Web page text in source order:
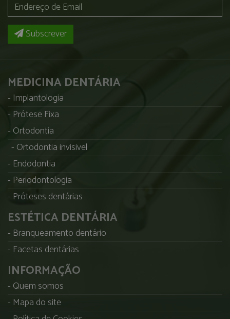
Subscrever
MEDICINA DENTÁRIA
Implantologia
Prótese Fixa
Ortodontia
Ortodontia invisivel
Endodontia
Periodontologia
Próteses dentárias
ESTÉTICA DENTÁRIA
Branqueamento dentário
Facetas dentárias
INFORMAÇÃO
Quem somos
Mapa do site